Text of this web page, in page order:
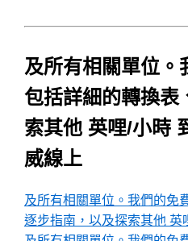
及所有相關單位。
包括詳細的轉換表
索其他 英哩/小時
威線上
及所有相關單位。我們的免
逐步指南，以及探索其他 英